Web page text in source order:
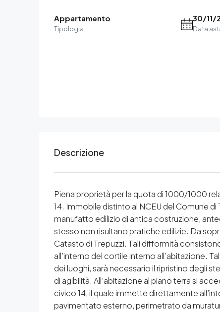
Appartamento
Tipologia
30/11/
Data
Descrizione
Piena proprietà per la quota di 1000/1000
14. Immobile distinto al NCEU del Comune
manufatto edilizio di antica costruzione,
stesso non risultano pratiche edilizie. Da
Catasto di Trepuzzi. Tali difformità
all’interno del cortile interno all’abitazione.
dei luoghi, sarà necessario il ripristino degli
di agibilità. All’abitazione al piano terra si
civico 14, il quale immette direttamente
pavimentato esterno, perimetrato da